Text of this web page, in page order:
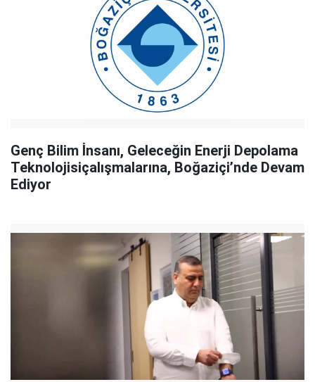
Genç Bilim İnsanı, Geleceğin Enerji Depolama
Teknolojisiçalışmalarına, Boğaziçi’nde Devam
Ediyor